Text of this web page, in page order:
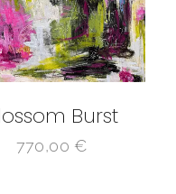
Burst
770,00 €